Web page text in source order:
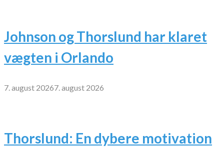
Johnson og Thorslund har klaret
vægten i Orlando
7. august 20267. august 2026
Thorslund: En dybere motivation